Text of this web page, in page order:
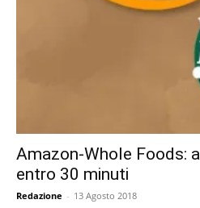
Amazon-Whole Foods:
entro 30 minuti
Redazione - 13 Agosto 2018